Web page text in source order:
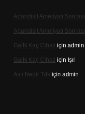
Apandisit Ameliyatı
Apandisit Ameliyatı
Gai̇N Kaç Cihaz için admin
Gai̇N Kaç Cihaz için Işıl
Aslı Nedir Tdk için admin